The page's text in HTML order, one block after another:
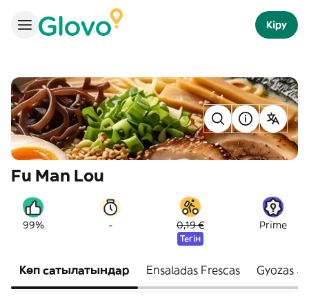
Кіру
Fu Man Lou
99% - 0,19 €
Тегін
Prime
Көп сатылатындар Ensaladas Frescas Gyozas